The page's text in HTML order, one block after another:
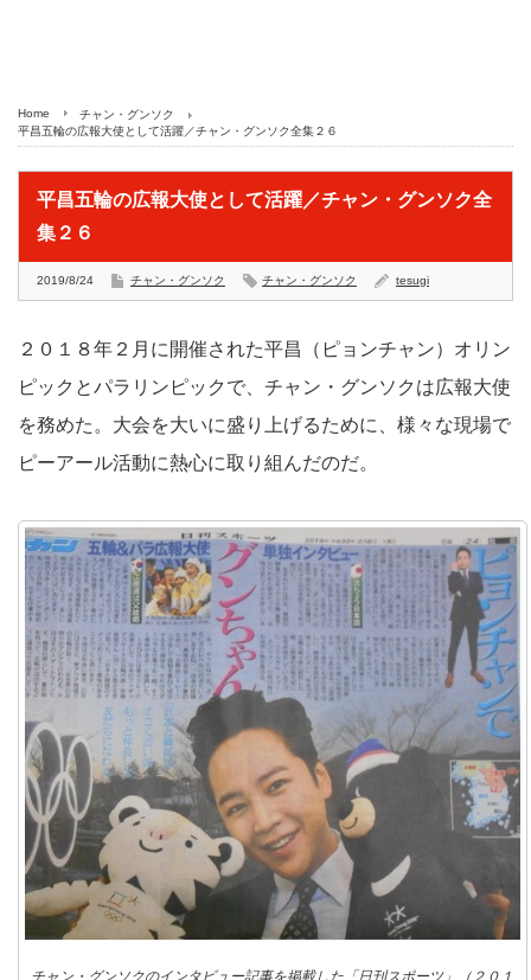
Home
チャン・グンソク
平昌五輪の広報大使として活躍／チャン・グンソク全集２６
平昌五輪の広報大使として活躍／チャン・グンソク全
集２６
2019/8/24 チャン・グンソク チャン・グンソク tesugi
２０１８年２月に開催された平昌（ピョンチャン）オリン
ピックとパラリンピックで、チャン・グンソクは広報大使
を務めた。大会を大いに盛り上げるために、様々な現場で
ピーアール活動に熱心に取り組んだのだ。
チャン・グンソクのインタビュー記事を掲載した「日刊スポーツ」（２０１